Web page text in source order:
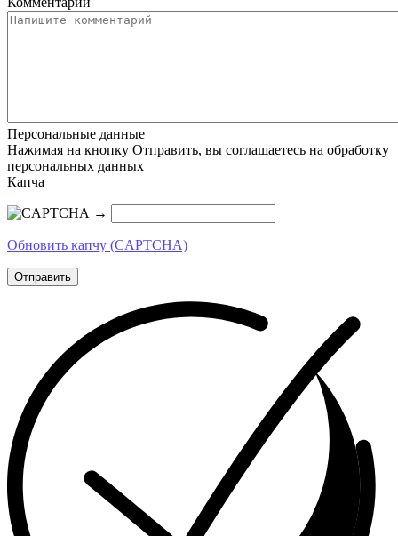
Персональные данные
Нажимая на кнопку Отправить, вы соглашаетесь на обработку
персональных данных
Капча
→
Обновить капчу (CAPTCHA)
Отправить